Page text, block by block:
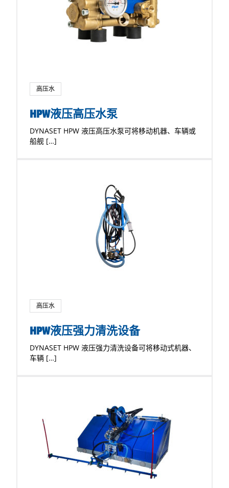
高压水
HPW液压高压水泵
DYNASET HPW 液压高压水泵可将移动机器、车辆或
船舰 […]
高压水
HPW液压强力清洗设备
DYNASET HPW 液压强力清洗设备可将移动式机器、
车辆 […]